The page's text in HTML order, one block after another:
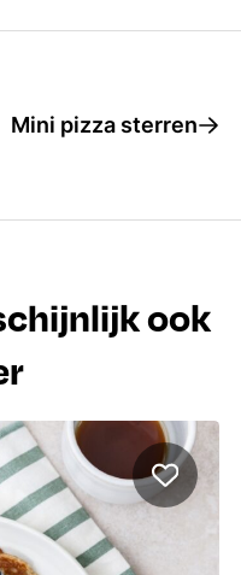
Mini pizza sterren
ook